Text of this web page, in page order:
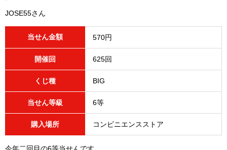
JOSE55さん
当せん金額 570円
開催回 625回
くじ種 BIG
当せん等級 6等
購入場所 コンビニエンスストア